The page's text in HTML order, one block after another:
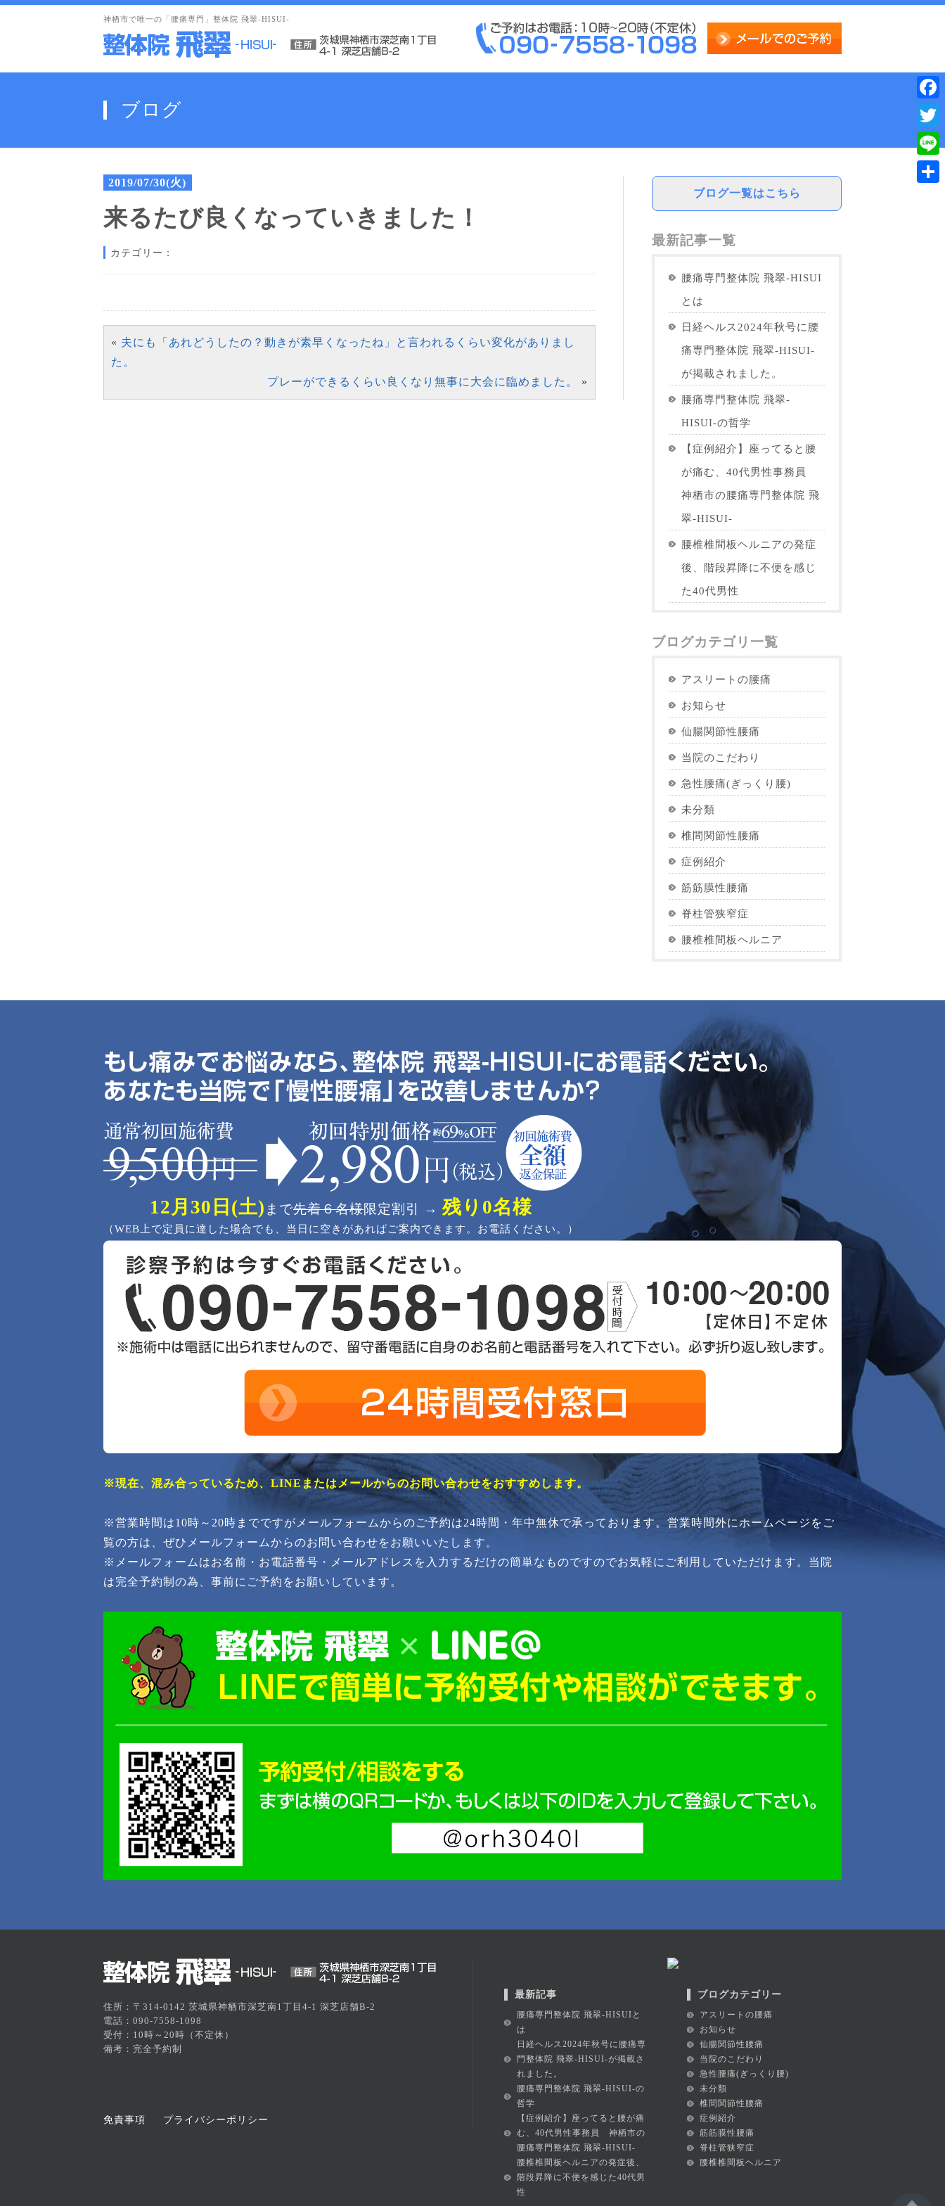
神栖市で唯一の「腰痛専門」整体院 飛翠-HISUI-
ブログ
2019/07/30(火)
来るたび良くなっていきました！
カテゴリー：
« 夫にも「あれどうしたの？動きが素早くなったね」と言われるくらい変化がありまし
た。
プレーができるくらい良くなり無事に大会に臨めました。
»
ブログ一覧はこちら
最新記事一覧
腰痛専門整体院 飛翠-HISUI
とは
日経ヘルス2024年秋号に腰
痛専門整体院 飛翠-HISUI-
が掲載されました。
腰痛専門整体院 飛翠-
HISUI-の哲学
【症例紹介】座ってると腰
が痛む、40代男性事務員
神栖市の腰痛専門整体院 飛
翠-HISUI-
腰椎椎間板ヘルニアの発症
後、階段昇降に不便を感じ
た40代男性
ブログカテゴリ一覧
アスリートの腰痛
お知らせ
仙腸関節性腰痛
当院のこだわり
急性腰痛(ぎっくり腰)
未分類
椎間関節性腰痛
症例紹介
筋筋膜性腰痛
脊柱管狭窄症
腰椎椎間板ヘルニア
12月30日(土) まで先着６名様限定割引 →残り0名様
（WEB上で定員に達した場合でも、当日に空きがあればご案内できます。お電話ください。）
※現在、混み合っているため、LINEまたはメールからのお問い合わせをおすすめします。
※営業時間は10時～20時までですがメールフォームからのご予約は24時間・年中無休で承っております。営業時間外にホームページをご
覧の方は、ぜひメールフォームからのお問い合わせをお願いいたします。
※メールフォームはお名前・お電話番号・メールアドレスを入力するだけの簡単なものですのでお気軽にご利用していただけます。当院
は完全予約制の為、事前にご予約をお願いしています。
住所：〒314-0142 茨城県神栖市深芝南1丁目4-1 深芝店舗B-2
電話：090-7558-1098
受付：10時～20時（不定休）
備考：完全予約制
免責事項 プライバシーポリシー
最新記事
腰痛専門整体院 飛翠-HISUIと
は
日経ヘルス2024年秋号に腰痛専
門整体院 飛翠-HISUI-が掲載さ
れました。
腰痛専門整体院 飛翠-HISUI-の
哲学
【症例紹介】座ってると腰が痛
む、40代男性事務員 神栖市の
腰痛専門整体院 飛翠-HISUI-
腰椎椎間板ヘルニアの発症後、
階段昇降に不便を感じた40代男
性
ブログカテゴリー
アスリートの腰痛
お知らせ
仙腸関節性腰痛
当院のこだわり
急性腰痛(ぎっくり腰)
未分類
椎間関節性腰痛
症例紹介
筋筋膜性腰痛
脊柱管狭窄症
腰椎椎間板ヘルニア
Line